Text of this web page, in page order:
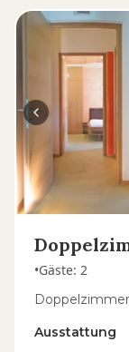
•Gäste: 2
Ausstattung